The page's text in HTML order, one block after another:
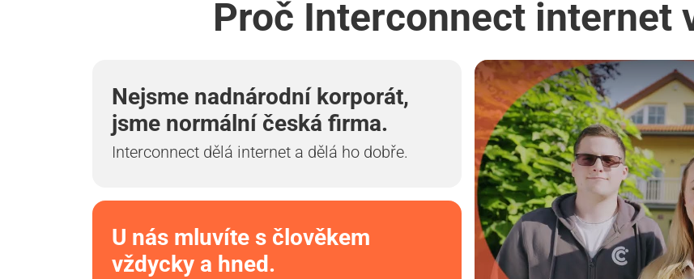
Proč Interconnect internet
Nejsme nadnárodní korporát,
jsme normální česká firma.
Interconnect dělá internet a dělá ho dobře.
U nás mluvíte s člověkem
vždycky a hned.